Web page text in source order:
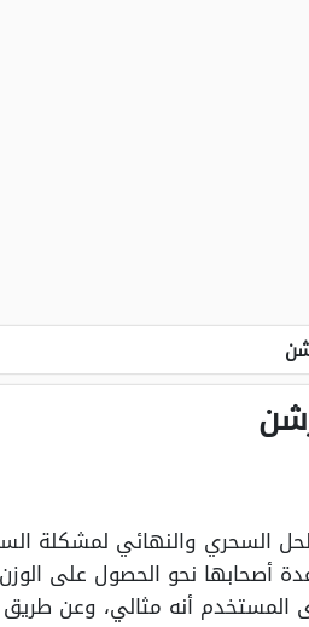
والنهائي لمشكلة
أصحابها نحو الحصول على
أنه مثالي، وعن